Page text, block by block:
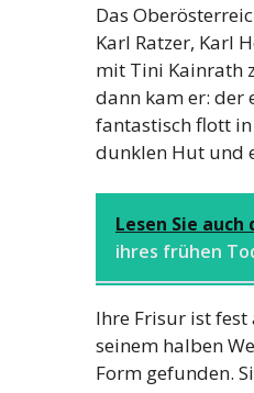
Das
Karl Ratzer, Karl
mit Tini Kainrath
dann kam er: der
fantastisch flott in
dunklen Hut und
Lesen Sie auch
ihres frühen
Ihre Frisur ist
seinem halben
Form gefunden.